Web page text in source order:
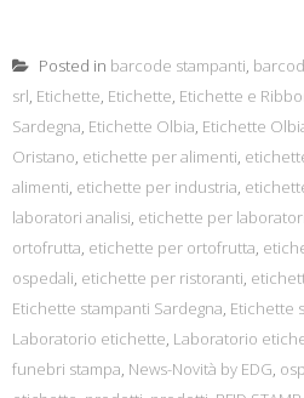
Posted in barcode stampanti,
srl, Etichette, Etichette, Etichette e
Sardegna, Etichette Olbia, Etichette
Oristano, etichette per alimenti,
alimenti, etichette per industria,
laboratori analisi, etichette per
ortofrutta, etichette per ortofrutta,
ospedali, etichette per ristoranti,
Etichette stampanti Sardegna, Etichette
Laboratorio etichette, Laboratorio
funebri stampa, News-Novità by EDG,